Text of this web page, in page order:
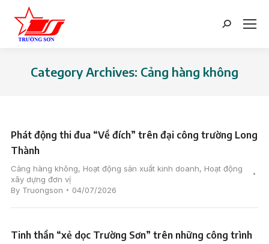
Search:
Category Archives: Cảng hàng không
Phát động thi đua “Về đích” trên đại công trường Long
Thành
Cảng hàng không, Hoạt động sản xuất kinh doanh, Hoạt động
xây dựng đơn vị
By Truongson 04/07/2026
Tinh thần “xẻ dọc Trường Sơn” trên những công trình